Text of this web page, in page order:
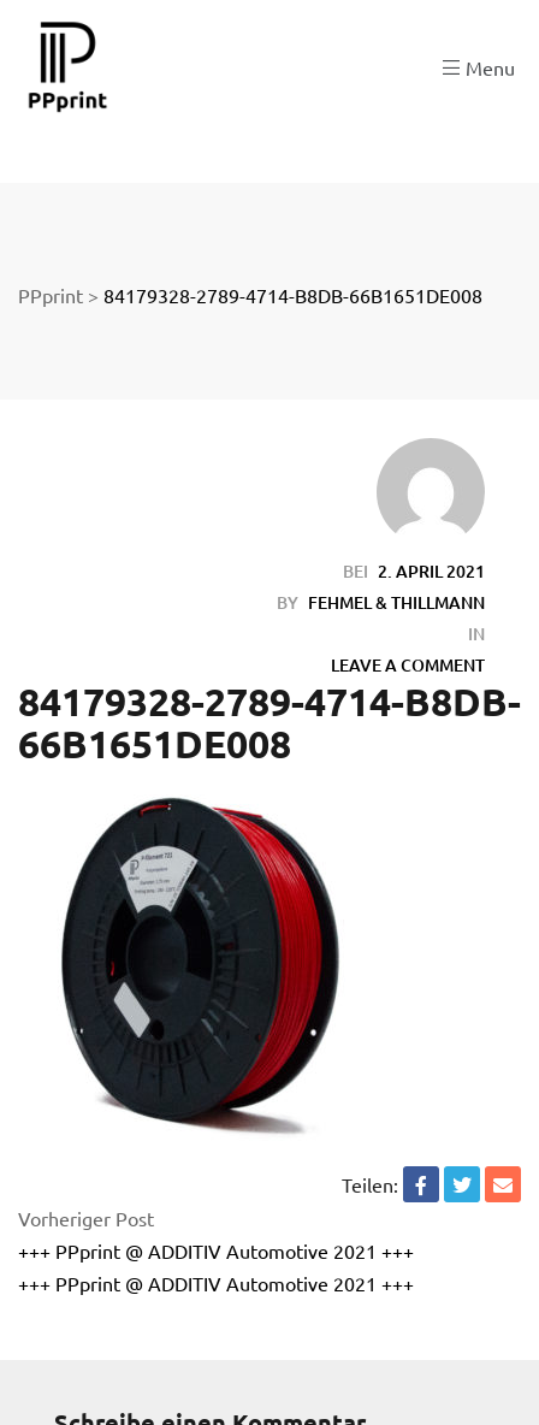
Menu
PPprint > 84179328-2789-4714-B8DB-66B1651DE008
BEI 2. APRIL 2021
BY FEHMEL & THILLMANN
IN
LEAVE A COMMENT
84179328-2789-4714-B8DB-
66B1651DE008
Teilen:
Vorheriger Post
+++ PPprint @ ADDITIV Automotive 2021 +++
+++ PPprint @ ADDITIV Automotive 2021 +++